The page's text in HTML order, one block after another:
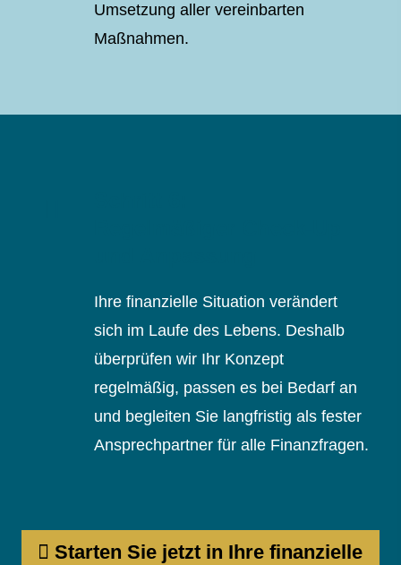
Umsetzung aller vereinbarten
Maßnahmen.
Ihre finanzielle Situation verändert
sich im Laufe des Lebens. Deshalb
überprüfen wir Ihr Konzept
regelmäßig, passen es bei Bedarf an
und begleiten Sie langfristig als fester
Ansprechpartner für alle Finanzfragen.
Starten Sie jetzt in Ihre finanzielle